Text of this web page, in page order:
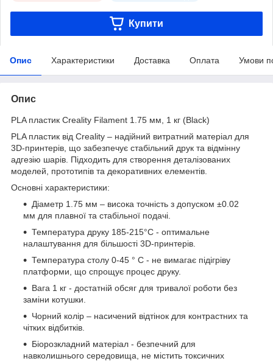
Купити
Опис Характеристики Доставка Оплата Умови
Опис
PLA пластик Creality Filament 1.75 мм, 1 кг (Black)
PLA пластик від Creality – надійний витратний матеріал для
3D-принтерів, що забезпечує стабільний друк та відмінну
адгезію шарів. Підходить для створення деталізованих
моделей, прототипів та декоративних елементів.
Основні характеристики:
Діаметр 1.75 мм – висока точність з допуском ±0.02
мм для плавної та стабільної подачі.
Температура друку 185-215°C - оптимальне
налаштування для більшості 3D-принтерів.
Температура столу 0-45 ° C - не вимагає підігріву
платформи, що спрощує процес друку.
Вага 1 кг - достатній обсяг для тривалої роботи без
заміни котушки.
Чорний колір – насичений відтінок для контрастних та
чітких відбитків.
Біорозкладний матеріал - безпечний для
навколишнього середовища, не містить токсичних